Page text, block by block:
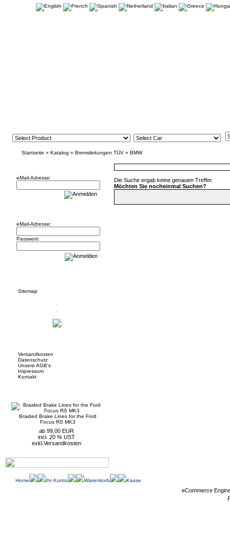
Startseite » Katalog » Bremsleitungen TÜV » BMW
eMail-Adresse:
eMail-Adresse:
Passwort:
Sitemap
Versandkosten
Datenschutz
Unsere AGB's
Impressum
Kontakt
Braided Brake Lines for the Ford
Focus RS MK3
ab 99,00 EUR
incl. 20 % UST
exkl. Versandkosten
Die Suche ergab keine genauen Treffer.
Möchten Sie nocheinmal Suchen?
Home Ihr Konto Warenkorb Kasse
eCommerce